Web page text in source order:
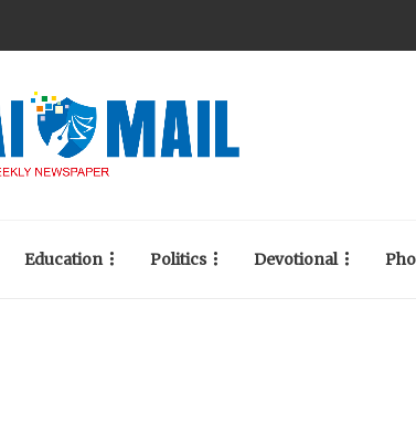
Education Politics Devotional